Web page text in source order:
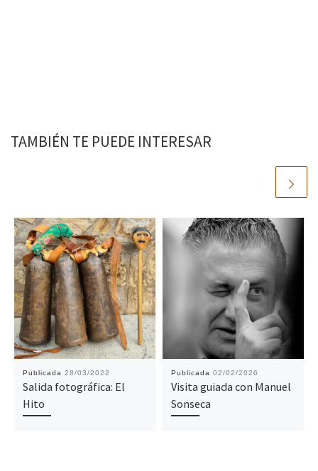
TAMBIÉN TE PUEDE INTERESAR
Publicada 28/03/2022
Salida fotográfica: El
Hito
Publicada 02/02/2026
Visita guiada con Manuel
Sonseca